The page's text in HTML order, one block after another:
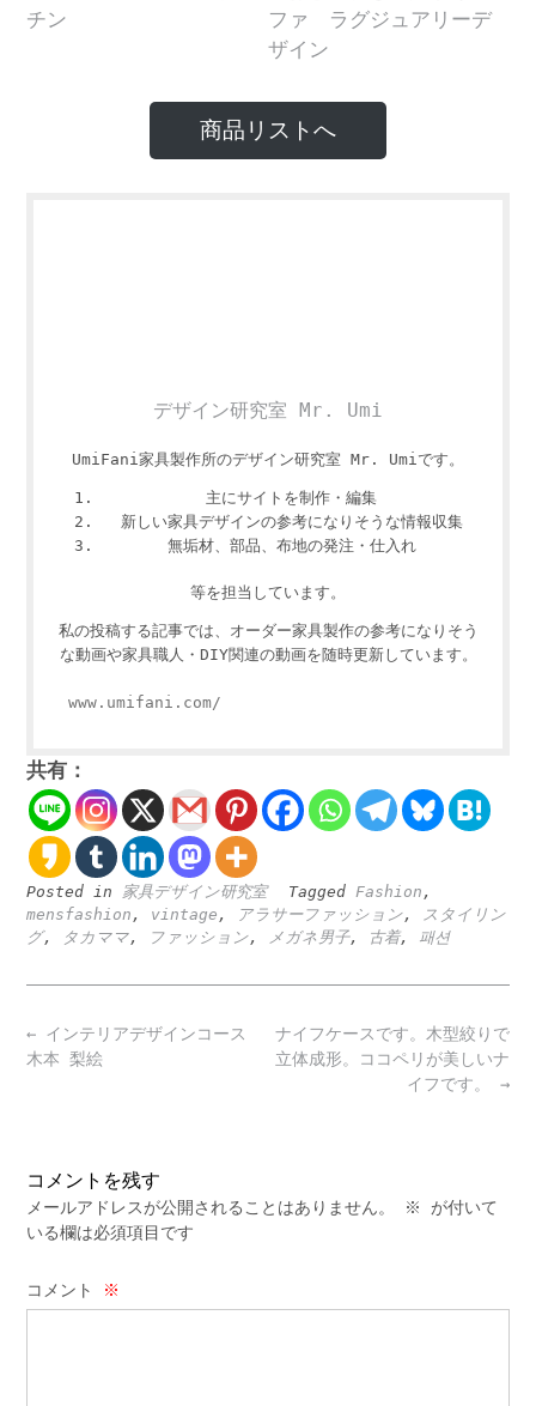
商品リストへ
デザイン研究室 Mr. Umi
UmiFani家具製作所のデザイン研究室 Mr. Umiです。
主にサイトを制作・編集
新しい家具デザインの参考になりそうな情報収集
無垢材、部品、布地の発注・仕入れ
等を担当しています。
私の投稿する記事では、オーダー家具製作の参考になりそう
な動画や家具職人・DIY関連の動画を随時更新しています。
www.umifani.com/
共有：
Posted in 家具デザイン研究室 Tagged Fashion ,
mensfashion , vintage , アラサーファッション, スタイリン
グ, タカママ, ファッション, メガネ男子, 古着, 패션
Post
navigation
ナイフケースです。木型絞りで
立体成形。ココペリが美しいナ
イフです。 →
← インテリアデザインコース
木本 梨絵
コメントを残す
メールアドレスが公開されることはありません。 ※
が付いて
いる欄は必須項目です
コメント ※